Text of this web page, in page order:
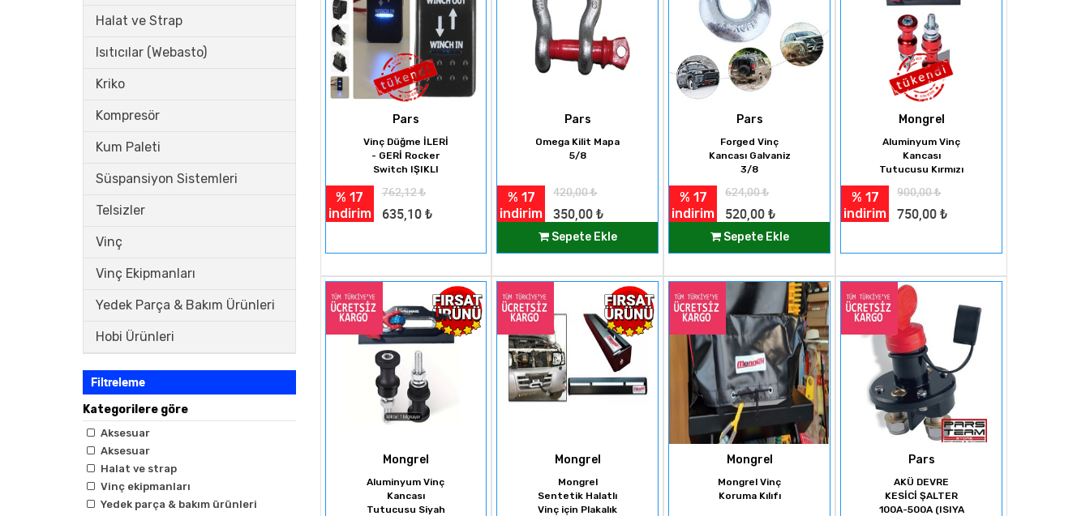
Halat ve Strap
Isıtıcılar (Webasto)
Kriko
Kompresör
Kum Paleti
Süspansiyon Sistemleri
Telsizler
Vinç
Vinç Ekipmanları
Yedek Parça & Bakım Ürünleri
Hobi Ürünleri
Filtreleme
Kategorilere göre
Aksesuar
Aksesuar
Halat ve strap
Vinç ekipmanları
Yedek parça & bakım ürünleri
Pars
Vinç Düğme İLERİ
- GERİ Rocker
Switch IŞIKLI
% 17
indirim
762,12₺
635,10₺
Pars
Omega Kilit Mapa
5/8
% 17
indirim
420,00₺
350,00 ₺
Sepete Ekle
Pars
Forged Vinç
Kancası Galvaniz
3/8
% 17
indirim
624,00₺
520,00 ₺
Sepete Ekle
Mongrel
Aluminyum Vinç
Kancası
Tutucusu Kırmızı
% 17
indirim
900,00₺
750,00 ₺
Mongrel
Aluminyum Vinç
Kancası
Tutucusu Siyah
Mongrel
Mongrel
Sentetik Halatlı
Vinç için Plakalık
Mongrel
Mongrel Vinç
Koruma Kılıfı
Pars
AKÜ DEVRE
KESİCİ ŞALTER
100A-500A (ISIYA